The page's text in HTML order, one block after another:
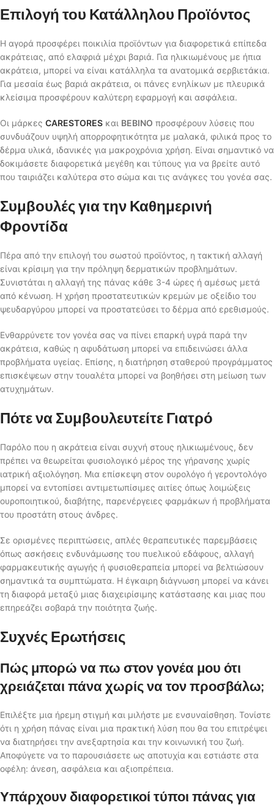
Επιλογή του Κατάλληλου Προϊόντος
Η αγορά προσφέρει ποικιλία προϊόντων για διαφορετικά επίπεδα
ακράτειας, από ελαφριά μέχρι βαριά. Για ηλικιωμένους με ήπια
ακράτεια, μπορεί να είναι κατάλληλα τα ανατομικά σερβιετάκια.
Για μεσαία έως βαριά ακράτεια, οι πάνες ενηλίκων με πλευρικά
κλείσιμα προσφέρουν καλύτερη εφαρμογή και ασφάλεια.
Οι μάρκες CARESTORES και BEBINO προσφέρουν λύσεις που
συνδυάζουν υψηλή απορροφητικότητα με μαλακά, φιλικά προς το
δέρμα υλικά, ιδανικές για μακροχρόνια χρήση. Είναι σημαντικό να
δοκιμάσετε διαφορετικά μεγέθη και τύπους για να βρείτε αυτό
που ταιριάζει καλύτερα στο σώμα και τις ανάγκες του γονέα σας.
Συμβουλές για την Καθημερινή
Φροντίδα
Πέρα από την επιλογή του σωστού προϊόντος, η τακτική αλλαγή
είναι κρίσιμη για την πρόληψη δερματικών προβλημάτων.
Συνιστάται η αλλαγή της πάνας κάθε 3-4 ώρες ή αμέσως μετά
από κένωση. Η χρήση προστατευτικών κρεμών με οξείδιο του
ψευδαργύρου μπορεί να προστατεύσει το δέρμα από ερεθισμούς.
Ενθαρρύνετε τον γονέα σας να πίνει επαρκή υγρά παρά την
ακράτεια, καθώς η αφυδάτωση μπορεί να επιδεινώσει άλλα
προβλήματα υγείας. Επίσης, η διατήρηση σταθερού προγράμματος
επισκέψεων στην τουαλέτα μπορεί να βοηθήσει στη μείωση των
ατυχημάτων.
Πότε να Συμβουλευτείτε Γιατρό
Παρόλο που η ακράτεια είναι συχνή στους ηλικιωμένους, δεν
πρέπει να θεωρείται φυσιολογικό μέρος της γήρανσης χωρίς
ιατρική αξιολόγηση. Μια επίσκεψη στον ουρολόγο ή γεροντολόγο
μπορεί να εντοπίσει αντιμετωπίσιμες αιτίες όπως λοιμώξεις
ουροποιητικού, διαβήτης, παρενέργειες φαρμάκων ή προβλήματα
του προστάτη στους άνδρες.
Σε ορισμένες περιπτώσεις, απλές θεραπευτικές παρεμβάσεις
όπως ασκήσεις ενδυνάμωσης του πυελικού εδάφους, αλλαγή
φαρμακευτικής αγωγής ή φυσιοθεραπεία μπορεί να βελτιώσουν
σημαντικά τα συμπτώματα. Η έγκαιρη διάγνωση μπορεί να κάνει
τη διαφορά μεταξύ μιας διαχειρίσιμης κατάστασης και μιας που
επηρεάζει σοβαρά την ποιότητα ζωής.
Συχνές Ερωτήσεις
Πώς μπορώ να πω στον γονέα μου ότι
χρειάζεται πάνα χωρίς να τον προσβάλω;
Επιλέξτε μια ήρεμη στιγμή και μιλήστε με ενσυναίσθηση. Τονίστε
ότι η χρήση πάνας είναι μια πρακτική λύση που θα του επιτρέψει
να διατηρήσει την ανεξαρτησία και την κοινωνική του ζωή.
Αποφύγετε να το παρουσιάσετε ως αποτυχία και εστιάστε στα
οφέλη: άνεση, ασφάλεια και αξιοπρέπεια.
Υπάρχουν διαφορετικοί τύποι πάνας για